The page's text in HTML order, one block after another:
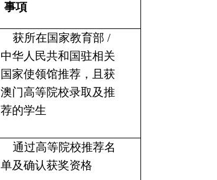
事項
获所在国家教育部 /
中华人民共和国驻相关
国家使领馆推荐，且获
澳门高等院校录取及推
荐的学生
通过高等院校推荐名
单及确认获奖资格